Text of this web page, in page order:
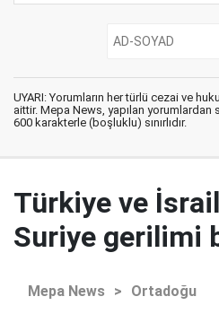
UYARI: Yorumların her türlü cezai ve
aittir. Mepa News, yapılan
600 karakterle (boşluklu) sınırlıdır.
Türkiye ve
Suriye gerilimi
Mepa News > Ortadoğu